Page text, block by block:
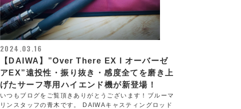
2024.03.16
【DAIWA】”Over There EX l オーバーゼ
アEX”遠投性・振り抜き・感度全てを磨き上
げたサーフ専用ハイエンド機が新登場！
いつもブログをご覧頂きありがとうございます！ブルーマ
リンスタッフの青木です。 DAIWAキャスティングロッド